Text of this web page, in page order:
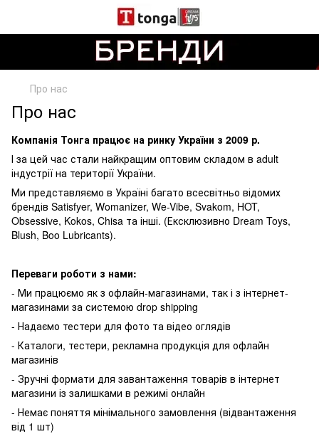
Про нас
Про нас
Компанія Тонга працює на ринку України з 2009 р.
І за цей час стали найкращим оптовим складом в adult
індустрії на території України.
Ми представляємо в Україні багато всесвітньо відомих
брендів Satisfyer, Womanizer, We-Vibe, Svakom, HOT,
Obsessive, Kokos, Chisa та інші. (Ексклюзивно Dream Toys,
Blush, Boo Lubricants).
Переваги роботи з нами:
- Ми працюємо як з офлайн-магазинами, так і з інтернет-
магазинами за системою drop shipping
- Надаємо тестери для фото та відео оглядів
- Каталоги, тестери, рекламна продукція для офлайн
магазинів
- Зручні формати для завантаження товарів в інтернет
магазини із залишками в режимі онлайн
- Немає поняття мінімального замовлення (відвантаження
від 1 шт)